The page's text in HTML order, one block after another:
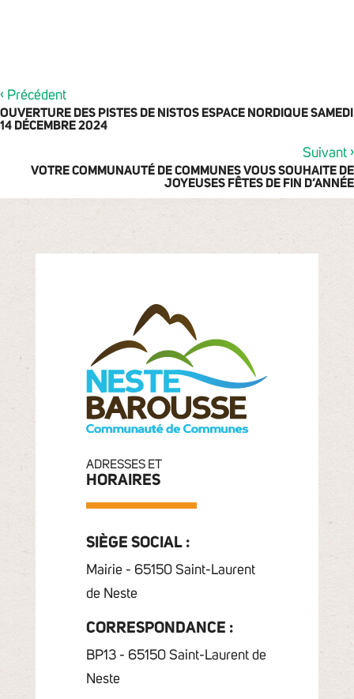
‹ Précédent
OUVERTURE DES PISTES DE NISTOS ESPACE NORDIQUE SAMEDI
14 DÉCEMBRE 2024
Suivant ›
VOTRE COMMUNAUTÉ DE COMMUNES VOUS SOUHAITE DE
JOYEUSES FÊTES DE FIN D’ANNÉE
ADRESSES ET
HORAIRES
SIÈGE SOCIAL :
Mairie - 65150 Saint-Laurent
de Neste
CORRESPONDANCE :
BP13 - 65150 Saint-Laurent de
Neste